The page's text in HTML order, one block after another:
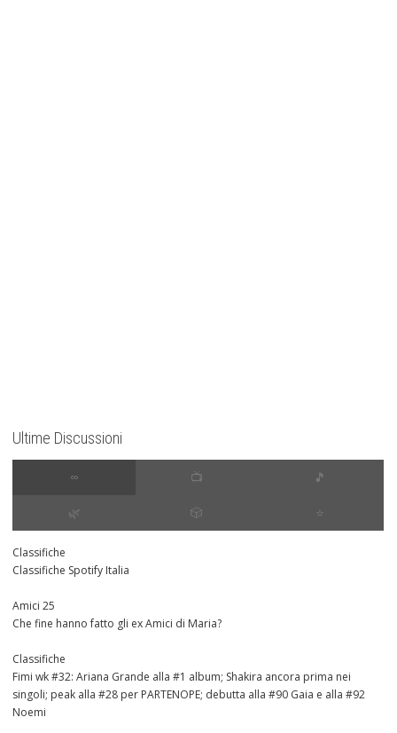
Ultime Discussioni
∞ 📺 🎵
🌿 🎲 ⭐️
Classifiche
Classifiche Spotify Italia
Amici 25
Che fine hanno fatto gli ex Amici di Maria?
Classifiche
Fimi wk #32: Ariana Grande alla #1 album; Shakira ancora prima nei
singoli; peak alla #28 per PARTENOPE; debutta alla #90 Gaia e alla #92
Noemi